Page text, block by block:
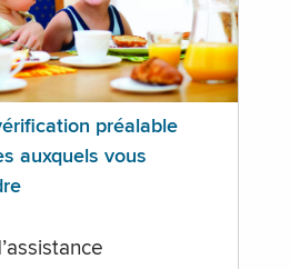
préalable
auxquels vous